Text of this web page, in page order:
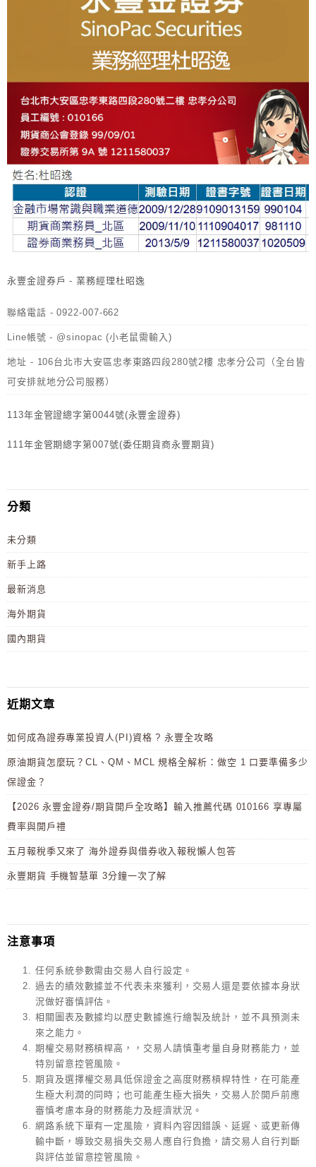
永豐金證券戶 - 業務經理杜昭逸
聯絡電話 - 0922-007-662
Line帳號 - @sinopac (小老鼠需輸入)
地址 - 106台北市大安區忠孝東路四段280號2樓 忠孝分公司（全台皆
可安排就地分公司服務）
113年金管證總字第0044號(永豐金證券)
111年金管期總字第007號(委任期貨商永豐期貨)
分類
未分類
新手上路
最新消息
海外期貨
國內期貨
近期文章
如何成為證券專業投資人(PI)資格 ? 永豐全攻略
原油期貨怎麼玩？CL、QM、MCL 規格全解析：做空 1 口要準備多少
保證金？
【2026 永豐金證券/期貨開戶全攻略】輸入推薦代碼 010166 享專屬
費率與開戶禮
五月報稅季又來了 海外證券與借券收入報稅懶人包答
永豐期貨 手機智慧單 3分鐘一次了解
注意事項
任何系統參數需由交易人自行設定。
過去的績效數據並不代表未來獲利，交易人還是要依據本身狀
況做好審慎評估。
相關圖表及數據均以歷史數據進行繪製及統計，並不具預測未
來之能力。
期權交易財務槓桿高，，交易人請慎重考量自身財務能力，並
特別留意控管風險。
期貨及選擇權交易具低保證金之高度財務槓桿特性，在可能產
生極大利潤的同時；也可能產生極大損失，交易人於開戶前應
審慎考慮本身的財務能力及經濟狀況。
網路系統下單有一定風險，資料內容因錯誤、延遲、或更新傳
輸中斷，導致交易損失交易人應自行負擔，請交易人自行判斷
與評估並留意控管風險。